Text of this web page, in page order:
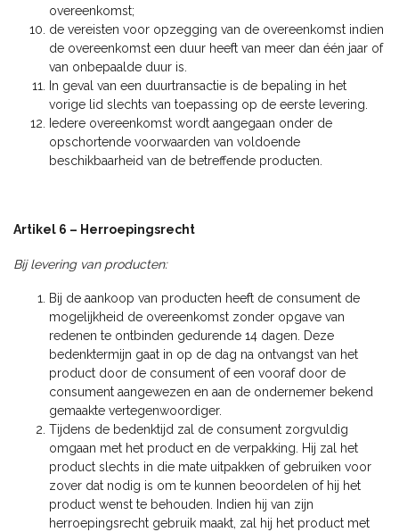
overeenkomst;
de vereisten voor opzegging van de overeenkomst indien
de overeenkomst een duur heeft van meer dan één jaar of
van onbepaalde duur is.
In geval van een duurtransactie is de bepaling in het
vorige lid slechts van toepassing op de eerste levering.
Iedere overeenkomst wordt aangegaan onder de
opschortende voorwaarden van voldoende
beschikbaarheid van de betreffende producten.
Artikel 6 – Herroepingsrecht
Bij levering van producten:
Bij de aankoop van producten heeft de consument de
mogelijkheid de overeenkomst zonder opgave van
redenen te ontbinden gedurende 14 dagen. Deze
bedenktermijn gaat in op de dag na ontvangst van het
product door de consument of een vooraf door de
consument aangewezen en aan de ondernemer bekend
gemaakte vertegenwoordiger.
Tijdens de bedenktijd zal de consument zorgvuldig
omgaan met het product en de verpakking. Hij zal het
product slechts in die mate uitpakken of gebruiken voor
zover dat nodig is om te kunnen beoordelen of hij het
product wenst te behouden. Indien hij van zijn
herroepingsrecht gebruik maakt, zal hij het product met